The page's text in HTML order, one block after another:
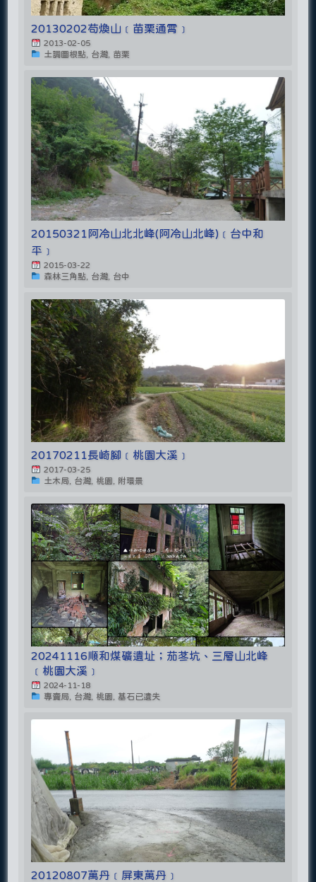
20130202苟煥山﹝苗栗通霄﹞
2013-02-05
土調圖根點, 台灣, 苗栗
20150321阿冷山北北峰(阿冷山北峰)﹝台中和
平﹞
2015-03-22
森林三角點, 台灣, 台中
20170211長崎腳﹝桃園大溪﹞
2017-03-25
土木局, 台灣, 桃園, 附環景
20241116順和煤礦遺址；茄苳坑、三層山北峰
﹝桃園大溪﹞
2024-11-18
專賣局, 台灣, 桃園, 基石已遺失
20120807萬丹﹝屏東萬丹﹞